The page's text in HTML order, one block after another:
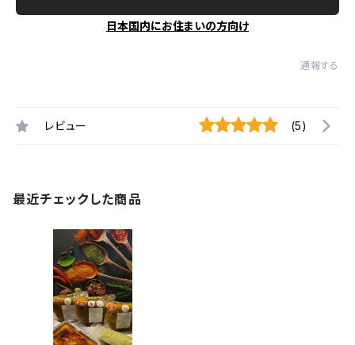
日本国内にお住まいの方向け
通報する
レビュー (5)
最近チェックした商品